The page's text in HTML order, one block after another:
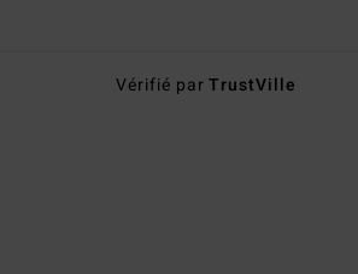
Vérifié parTrustVille